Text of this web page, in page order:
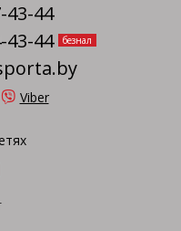
43-44
43-44
безнал
Viber